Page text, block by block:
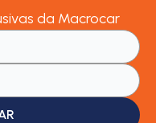
da Macrocar